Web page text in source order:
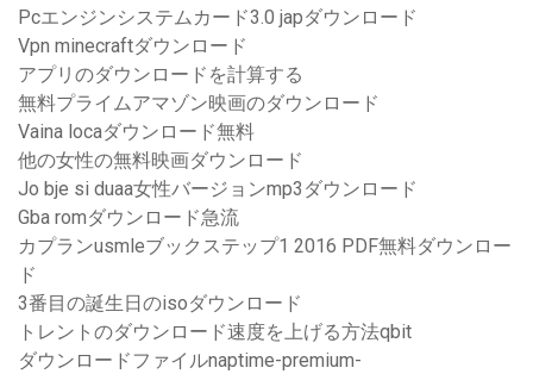
Pcエンジンシステムカード3.0 japダウンロード
Vpn minecraftダウンロード
アプリのダウンロードを計算する
無料プライムアマゾン映画のダウンロード
Vaina locaダウンロード無料
他の女性の無料映画ダウンロード
Jo bje si duaa女性バージョンmp3ダウンロード
Gba romダウンロード急流
カプランusmleブックステップ1 2016 PDF無料ダウンロー
ド
3番目の誕生日のisoダウンロード
トレントのダウンロード速度を上げる方法qbit
ダウンロードファイルnaptime-premium-